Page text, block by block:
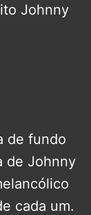
Johnny
de fundo
de Johnny
cada um.